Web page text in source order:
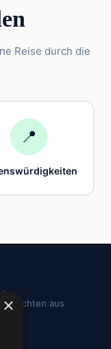
Reise durch die
📍
aus
×